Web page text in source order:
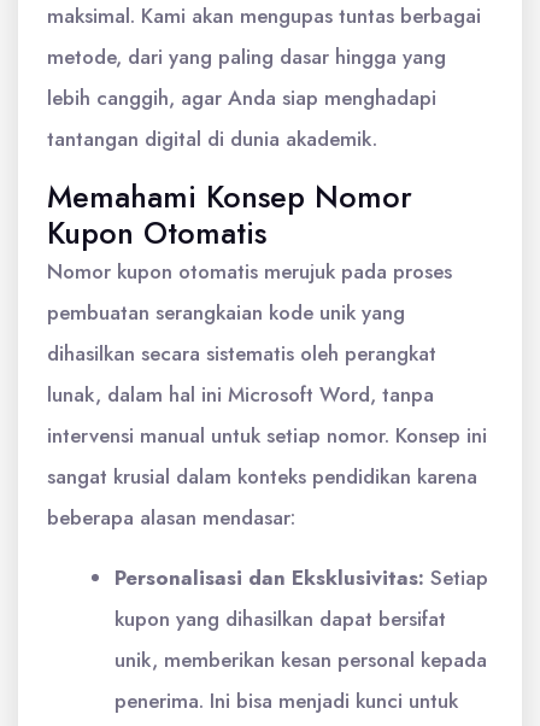
maksimal. Kami akan mengupas tuntas berbagai
metode, dari yang paling dasar hingga yang
lebih canggih, agar Anda siap menghadapi
tantangan digital di dunia akademik.
Memahami Konsep Nomor
Kupon Otomatis
Nomor kupon otomatis merujuk pada proses
pembuatan serangkaian kode unik yang
dihasilkan secara sistematis oleh perangkat
lunak, dalam hal ini Microsoft Word, tanpa
intervensi manual untuk setiap nomor. Konsep ini
sangat krusial dalam konteks pendidikan karena
beberapa alasan mendasar:
Personalisasi dan Eksklusivitas: Setiap
kupon yang dihasilkan dapat bersifat
unik, memberikan kesan personal kepada
penerima. Ini bisa menjadi kunci untuk